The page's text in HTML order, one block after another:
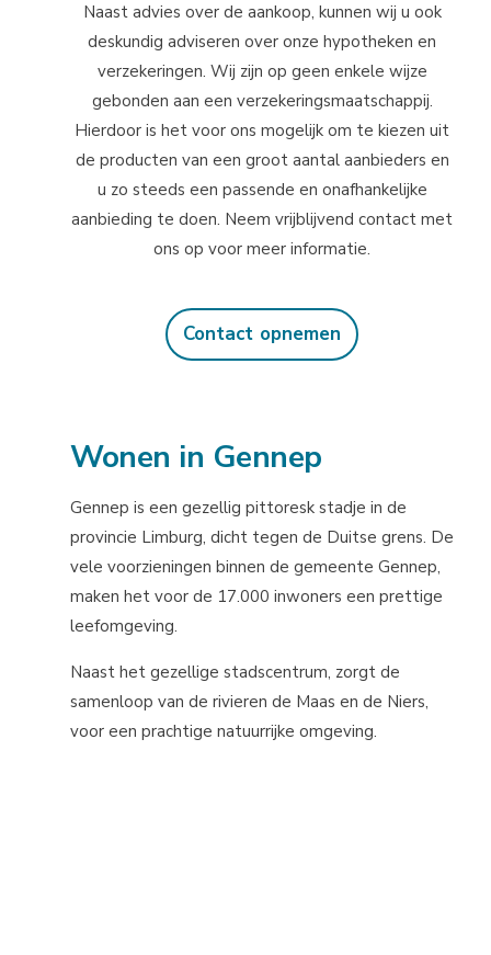
Naast advies over de aankoop, kunnen wij u ook
deskundig adviseren over onze hypotheken en
verzekeringen. Wij zijn op geen enkele wijze
gebonden aan een verzekeringsmaatschappij.
Hierdoor is het voor ons mogelijk om te kiezen uit
de producten van een groot aantal aanbieders en
u zo steeds een passende en onafhankelijke
aanbieding te doen. Neem vrijblijvend contact met
ons op voor meer informatie.
Contact opnemen
Wonen in Gennep
Gennep is een gezellig pittoresk stadje in de
provincie Limburg, dicht tegen de Duitse grens. De
vele voorzieningen binnen de gemeente Gennep,
maken het voor de 17.000 inwoners een prettige
leefomgeving.
Naast het gezellige stadscentrum, zorgt de
samenloop van de rivieren de Maas en de Niers,
voor een prachtige natuurrijke omgeving.